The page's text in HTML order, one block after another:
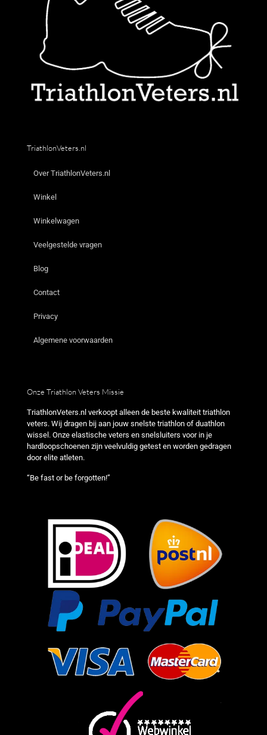
TriathlonVeters.nl
Over TriathlonVeters.nl
Winkel
Winkelwagen
Veelgestelde vragen
Blog
Contact
Privacy
Algemene voorwaarden
Onze Triathlon Veters Missie
TriathlonVeters.nl verkoopt alleen de beste kwaliteit triathlon
veters. Wij dragen bij aan jouw snelste triathlon of duathlon
wissel. Onze elastische veters en snelsluiters voor in je
hardloopschoenen zijn veelvuldig getest en worden gedragen
door elite atleten.
“Be fast or be forgotten!”